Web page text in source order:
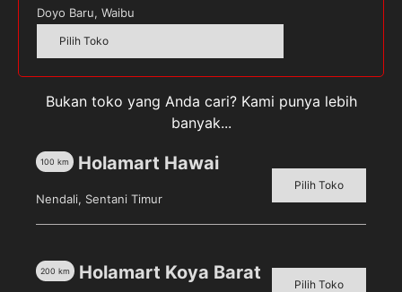
harga
harga
Doyo Baru, Waibu
Pilih Toko
Bukan toko yang Anda cari? Kami punya lebih
banyak...
Holamart Hawai
100 km
Nendali, Sentani Timur
Pilih Toko
Holamart Koya Barat
200 km
Pilih Toko